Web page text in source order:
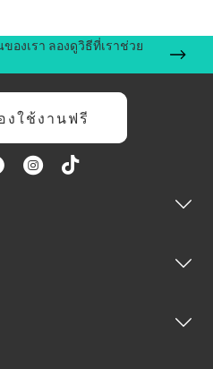
องเรา ลองดูวิธีที่เราช่วย
งใช้งานฟรี